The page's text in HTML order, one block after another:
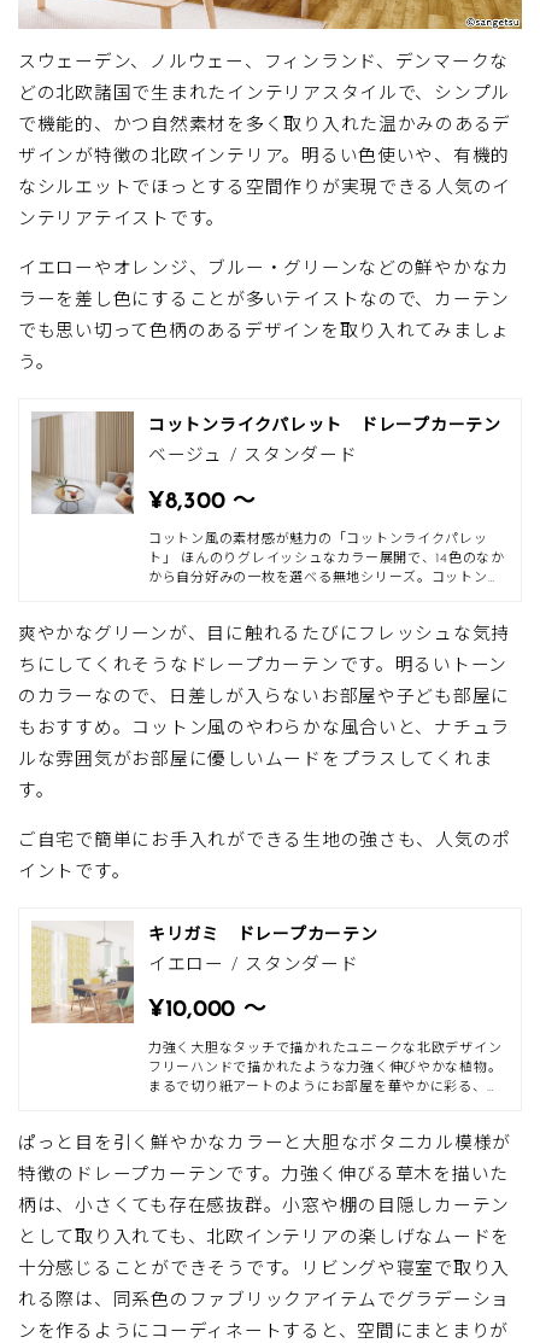
スウェーデン、ノルウェー、フィンランド、デンマークな
どの北欧諸国で生まれたインテリアスタイルで、シンプル
で機能的、かつ自然素材を多く取り入れた温かみのあるデ
ザインが特徴の北欧インテリア。明るい色使いや、有機的
なシルエットでほっとする空間作りが実現できる人気のイ
ンテリアテイストです。
イエローやオレンジ、ブルー・グリーンなどの鮮やかなカ
ラーを差し色にすることが多いテイストなので、カーテン
でも思い切って色柄のあるデザインを取り入れてみましょ
う。
コットンライクパレット ドレープカーテン
ベージュ / スタンダード
¥8,300 〜
コットン風の素材感が魅力の「コットンライクパレッ
ト」 ほんのりグレイッシュなカラー展開で、14色のなか
から自分好みの一枚を選べる無地シリーズ。コットンの
やホワイト、アクセントとなるカラーの多色展開。なか
でもニュアンスの異なるブルーは、お好みのカラーがき
っと見つかります。 さらりとした見た目のナチュラル感
は保ちつつも、素材はポリエステル100％ですので、ご
リアスタイルは素材の質感や色味を活かし、ナチュラル
スタイルやアメリカンカントリースタイル、北欧スタイ
爽やかなグリーンが、目に触れるたびにフレッシュな気持
ちにしてくれそうなドレープカーテンです。明るいトーン
のカラーなので、日差しが入らないお部屋や子ども部屋に
もおすすめ。コットン風のやわらかな風合いと、ナチュラ
ルな雰囲気がお部屋に優しいムードをプラスしてくれま
す。
ご自宅で簡単にお手入れができる生地の強さも、人気のポ
イントです。
キリガミ ドレープカーテン
イエロー / スタンダード
¥10,000 〜
力強く大胆なタッチで描かれたユニークな北欧デザイン
フリーハンドで描かれたような力強く伸びやかな植物。
まるで切り紙アートのようにお部屋を華やかに彩る、主
えることでスタイリッシュに決まります。 パッと目を惹
く大胆なデザインは、流行りのジャパンディスタイル
（北欧×和）や北欧風スタイルにぴったり。ベースの生
地はコットンのようなさらりとした風合いですが、ポリ
ただけます。 朝の光をやさしく取り込む人気の非遮光カ
ーテンは、睡眠リズムを正常化してくれるため、リビン
ぱっと目を引く鮮やかなカラーと大胆なボタニカル模様が
特徴のドレープカーテンです。力強く伸びる草木を描いた
柄は、小さくても存在感抜群。小窓や棚の目隠しカーテン
として取り入れても、北欧インテリアの楽しげなムードを
十分感じることができそうです。リビングや寝室で取り入
れる際は、同系色のファブリックアイテムでグラデーショ
ンを作るようにコーディネートすると、空間にまとまりが